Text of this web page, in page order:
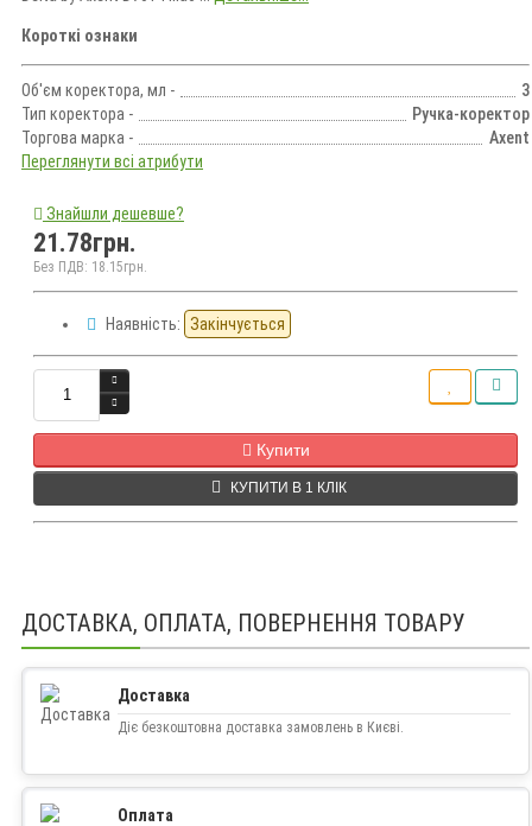
Короткі ознаки
Об'єм коректора, мл -
3
Тип коректора -
Ручка-коректор
Торгова марка -
Axent
Переглянути всі атрибути
Знайшли дешевше?
21.78грн.
Без ПДВ: 18.15грн.
Наявність: Закінчується
Купити
КУПИТИ В 1 КЛІК
ДОСТАВКА, ОПЛАТА, ПОВЕРНЕННЯ ТОВАРУ
Доставка
Діє безкоштовна доставка замовлень в Києві.
Оплата